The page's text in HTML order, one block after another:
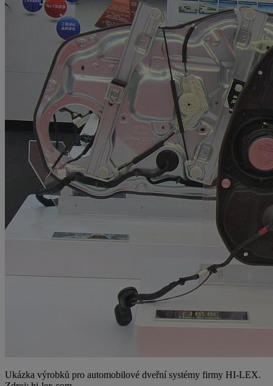
Ukázka výrobků pro automobilové dveřní systémy firmy HI-LEX.